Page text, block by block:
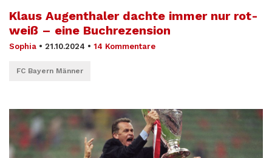
Klaus Augenthaler dachte immer nur rot-
weiß – eine Buchrezension
Sophia • 21.10.2024 • 14 Kommentare
FC Bayern Männer